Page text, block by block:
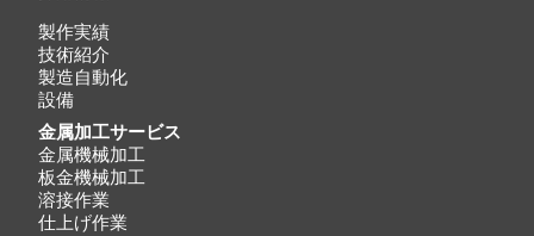
製作実績
技術紹介
製造自動化
設備
金属加工サービス
金属機械加工
板金機械加工
溶接作業
仕上げ作業